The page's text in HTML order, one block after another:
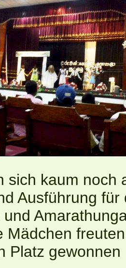
sich kaum noch
Ausführung
und
Mädchen
Platz gewonnen